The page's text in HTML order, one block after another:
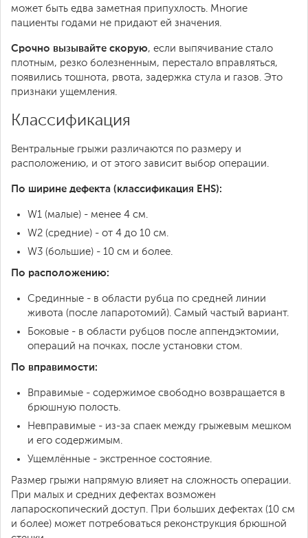
может быть едва заметная припухлость. Многие
пациенты годами не придают ей значения.
Срочно вызывайте скорую, если выпячивание стало
плотным, резко болезненным, перестало вправляться,
появились тошнота, рвота, задержка стула и газов. Это
признаки ущемления.
Классификация
Вентральные грыжи различаются по размеру и
расположению, и от этого зависит выбор операции.
По ширине дефекта (классификация EHS):
W1 (малые) - менее 4 см.
W2 (средние) - от 4 до 10 см.
W3 (большие) - 10 см и более.
По расположению:
Срединные - в области рубца по средней линии
живота (после лапаротомий). Самый частый вариант.
Боковые - в области рубцов после аппендэктомии,
операций на почках, после установки стом.
По вправимости:
Вправимые - содержимое свободно возвращается в
брюшную полость.
Невправимые - из-за спаек между грыжевым мешком
и его содержимым.
Ущемлённые - экстренное состояние.
Размер грыжи напрямую влияет на сложность операции.
При малых и средних дефектах возможен
лапароскопический доступ. При больших дефектах (10 см
и более) может потребоваться реконструкция брюшной